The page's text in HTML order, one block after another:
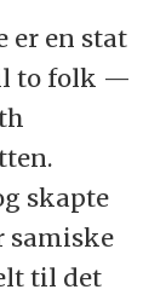
er en stat
to folk —
skapte
samiske
til det